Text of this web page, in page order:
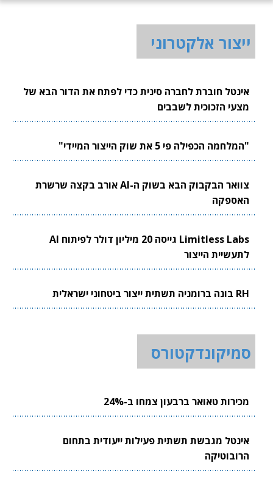
ייצור אלקטרוני
אינטל חוברת לחברה סינית כדי לפתח את הדור הבא של
מצעי הזכוכית לשבבים
"המלחמה הכפילה פי 5 את שוק הייצור המיידי"
צוואר הבקבוק הבא בשוק ה-AI אורב בקצה שרשרת
האספקה
Limitless Labs גייסה 20 מיליון דולר לפיתוח AI
לתעשיית הייצור
RH בונה ברומניה תשתית ייצור ביטחוני ישראלית
סמיקונדקטורס
מכירות טאואר ברבעון צמחו ב-24%
אינטל מגבשת תשתית פעילות ייעודית בתחום
הרובוטיקה